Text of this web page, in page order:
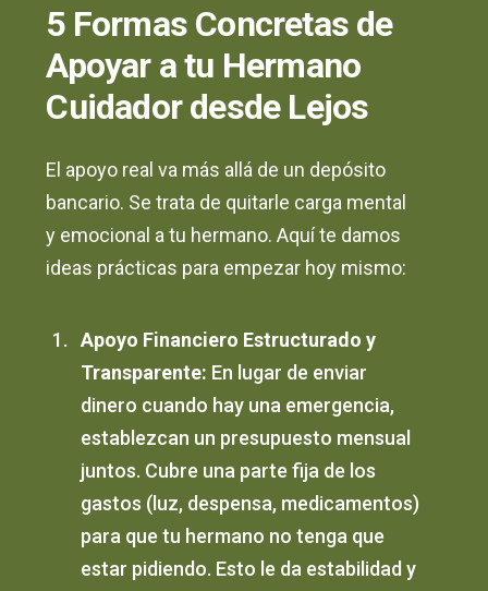
5 Formas Concretas de
Apoyar a tu Hermano
Cuidador desde Lejos
El apoyo real va más allá de un depósito
bancario. Se trata de quitarle carga mental
y emocional a tu hermano. Aquí te damos
ideas prácticas para empezar hoy mismo:
Apoyo Financiero Estructurado y
Transparente: En lugar de enviar
dinero cuando hay una emergencia,
establezcan un presupuesto mensual
juntos. Cubre una parte fija de los
gastos (luz, despensa, medicamentos)
para que tu hermano no tenga que
estar pidiendo. Esto le da estabilidad y